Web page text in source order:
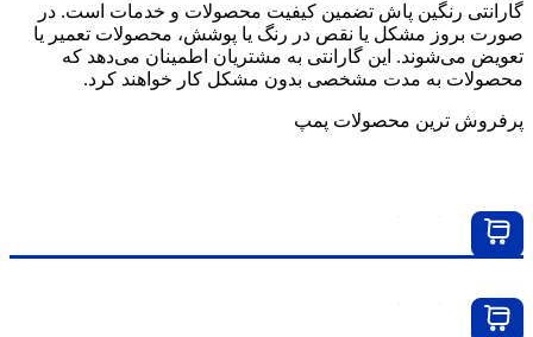
گارانتی رنگین پاش تضمین کیفیت محصولات و خدمات است. در
صورت بروز مشکل یا نقص در رنگ یا پوشش، محصولات تعمیر یا
تعویض می‌شوند. این گارانتی به مشتریان اطمینان می‌دهد که
محصولات به مدت مشخصی بدون مشکل کار خواهند کرد.
پرفروش ترین محصولات پمپ
پمپ دیافراگمی گراکو هاسکی مدل ۵۱۵
پمپ دیافراگمی گراکو هاسکی مدل ۷۱۶